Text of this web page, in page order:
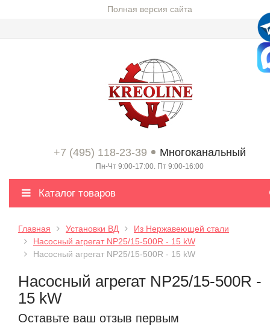
Полная версия сайта
+7 (495) 118-23-39 Многоканальный
Пн-Чт 9:00-17:00. Пт 9:00-16:00
Каталог товаров
Главная Установки ВД
Из Нержавеющей стали
Насосный агрегат NP25/15-500R - 15 kW
Насосный агрегат NP25/15-500R - 15 kW
Насосный агрегат NP25/15-500R -
15 kW
Оставьте ваш отзыв первым